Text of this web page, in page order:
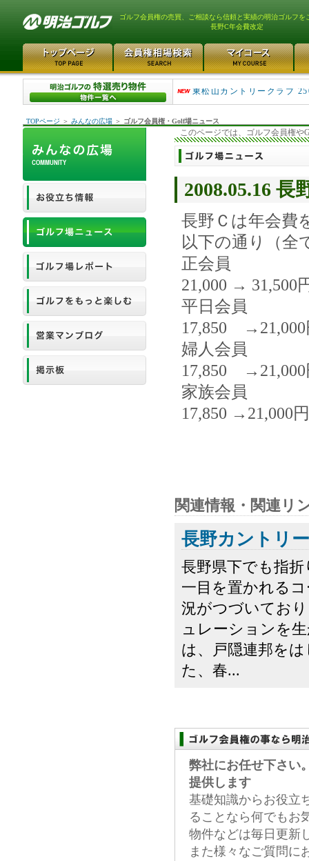
ゴルフ会員権の売買、ご相談なら信頼と実績の明治ゴルフを
長野C年会費改定
平塚富士見カントリーク
東松山カントリークラブ
TOPページ ＞ みんなの広場 ＞ ゴルフ会員権・Golf場ニュース
このページでは、ゴルフ会員権や
2008.05.16 長
長野Ｃは年会費
以下の通り（全
正会員
21,000 → 31,500
平日会員
17,850 →21,000
婦人会員
17,850 →21,000
家族会員
17,850 →21,000円
関連情報・関連リ
長野カントリ
長野県下でも指
一目を置かれる
況がつづいてお
ュレーションを
は、戸隠連邦を
た、春...
弊社にお任せ下さい
提供します
基礎知識からお役立
ることなら何でもお
物件などは毎日更新
また様々なご質問に